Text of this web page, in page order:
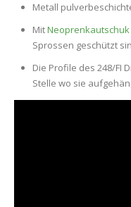
Metall
MitNeoprenkautschuk
Sprossen geschützt
Die Profile des 248/FI
Stelle wo sie